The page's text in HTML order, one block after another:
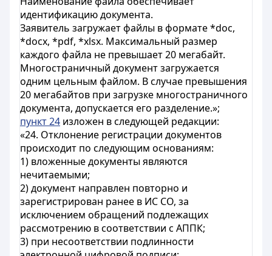
идентификацию документа.
Заявитель загружает файлы в формате *doc,
*docx, *pdf, *xlsx. Максимальный размер
каждого файла не превышает 20 мегабайт.
Многостраничный документ загружается
одним цельным файлом. В случае превышения
20 мегабайтов при загрузке многостраничного
документа, допускается его разделение.»;
пункт 24 изложен в следующей редакции:
«24. Отклонение регистрации документов
происходит по следующим основаниям:
1) вложенные документы являются
нечитаемыми;
2) документ направлен повторно и
зарегистрирован ранее в ИС СО, за
исключением обращений подлежащих
рассмотрению в соответствии с АППК;
3) при несоответствии подлинности